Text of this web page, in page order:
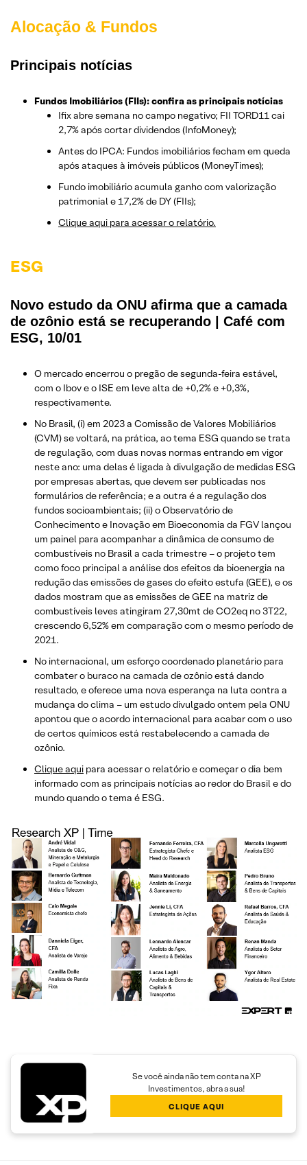
Alocação & Fundos
Principais notícias
Fundos Imobiliários (FIIs): confira as principais notícias
Ifix abre semana no campo negativo; FII TORD11 cai
2,7% após cortar dividendos (InfoMoney);
Antes do IPCA: Fundos imobiliários fecham em queda
após ataques à imóveis públicos (MoneyTimes);
Fundo imobiliário acumula ganho com valorização
patrimonial e 17,2% de DY (FIIs);
Clique aqui para acessar o relatório.
ESG
Novo estudo da ONU afirma que a camada
de ozônio está se recuperando | Café com
ESG, 10/01
O mercado encerrou o pregão de segunda-feira estável,
com o Ibov e o ISE em leve alta de +0,2% e +0,3%,
respectivamente.
No Brasil, (i) em 2023 a Comissão de Valores Mobiliários
(CVM) se voltará, na prática, ao tema ESG quando se trata
de regulação, com duas novas normas entrando em vigor
neste ano: uma delas é ligada à divulgação de medidas ESG
por empresas abertas, que devem ser publicadas nos
formulários de referência; e a outra é a regulação dos
fundos socioambientais; (ii) o Observatório de
Conhecimento e Inovação em Bioeconomia da FGV lançou
um painel para acompanhar a dinâmica de consumo de
combustíveis no Brasil a cada trimestre – o projeto tem
como foco principal a análise dos efeitos da bioenergia na
redução das emissões de gases do efeito estufa (GEE), e os
dados mostram que as emissões de GEE na matriz de
combustíveis leves atingiram 27,30mt de CO2eq no 3T22,
crescendo 6,52% em comparação com o mesmo período de
2021.
No internacional, um esforço coordenado planetário para
combater o buraco na camada de ozônio está dando
resultado, e oferece uma nova esperança na luta contra a
mudança do clima – um estudo divulgado ontem pela ONU
apontou que o acordo internacional para acabar com o uso
de certos químicos está restabelecendo a camada de
ozônio.
Clique aqui para acessar o relatório e começar o dia bem
informado com as principais notícias ao redor do Brasil e do
mundo quando o tema é ESG.
Se você ainda não tem conta na XP
Investimentos, abra a sua!
CLIQUE AQUI